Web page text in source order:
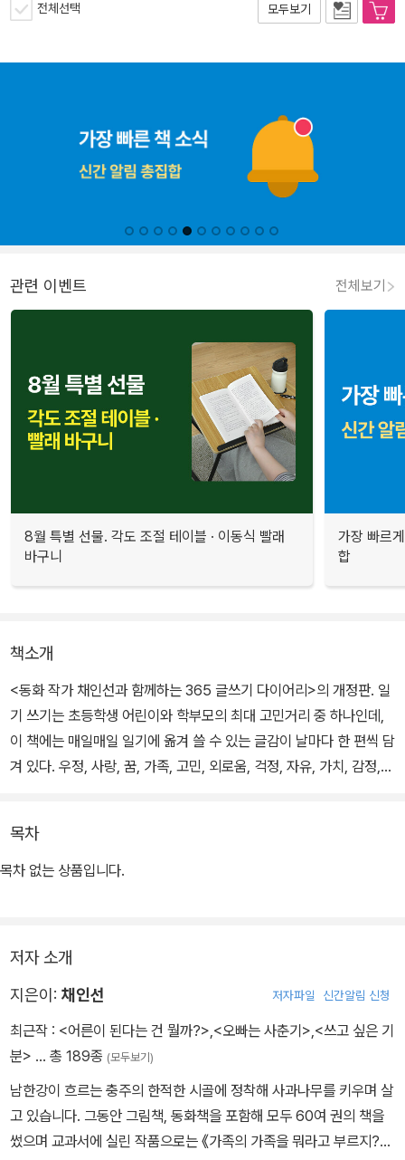
전체선택 모두보기
관련 이벤트 전체보기
8월 특별 선물. 각도 조절 테이블 · 이동식 빨래
바구니
가장 빠르
합
책소개
<동화 작가 채인선과 함께하는 365 글쓰기 다이어리>의 개정판. 일
기 쓰기는 초등학생 어린이와 학부모의 최대 고민거리 중 하나인데,
이 책에는 매일매일 일기에 옮겨 쓸 수 있는 글감이 날마다 한 편씩 담
겨 있다. 우정, 사랑, 꿈, 가족, 고민, 외로움, 걱정, 자유, 가치, 감정,
한 다양한 글쓰기 소재들로 구성되어 있다.
을 훈련할 수 있으며, 평소에 무심하게 스쳐 지나갔던 주변 사물과 자
연에 대한 관찰력도 기를 수 있다.
이 책에는 모두 31가지 ‘감상’ 작품이 들어 있는데, 한 달에 두세 번은
은 글에 대한 안목을 기를 수 있도록 구성하였다. 감상 포인트를 짤막
하게 제시하여 작품에 대해 독자들 스스로 생각할 수 있는 여지를 마
련했다.
목차
목차 없는 상품입니다.
저자 소개
지은이: 채인선 저자파일 신간알림 신청
최근작 : <어른이 된다는 건 뭘까?>,<오빠는 사춘기>,<쓰고 싶은 기
분> … 총 189종 (모두보기)
남한강이 흐르는 충주의 한적한 시골에 정착해 사과나무를 키우며 살
고 있습니다. 그동안 그림책, 동화책을 포함해 모두 60여 권의 책을
썼으며 교과서에 실린 작품으로는 《가족의 가족을 뭐라고 부르지?》